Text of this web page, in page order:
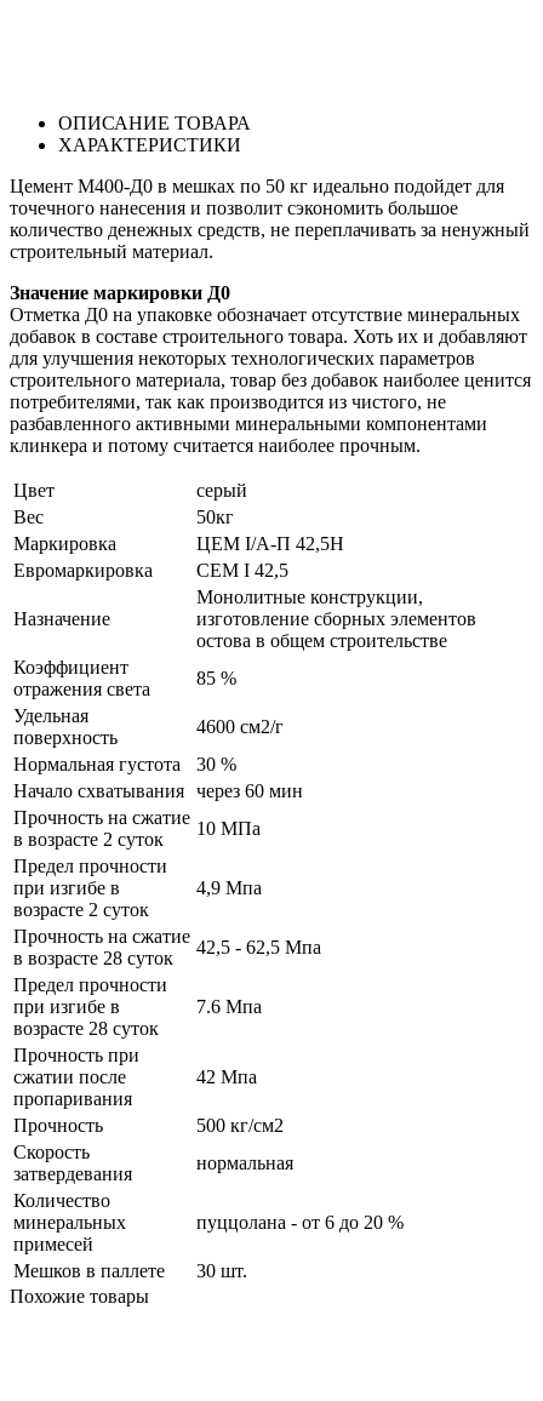
ОПИСАНИЕ ТОВАРА
ХАРАКТЕРИСТИКИ
Цемент М400-Д0 в мешках по 50 кг идеально подойдет для
точечного нанесения и позволит сэкономить большое
количество денежных средств, не переплачивать за ненужный
строительный материал.
Значение маркировки Д0
Отметка Д0 на упаковке обозначает отсутствие минеральных
добавок в составе строительного товара. Хоть их и добавляют
для улучшения некоторых технологических параметров
строительного материала, товар без добавок наиболее ценится
потребителями, так как производится из чистого, не
разбавленного активными минеральными компонентами
клинкера и потому считается наиболее прочным.
Цвет
серый
Вес
50кг
Маркировка
ЦЕМ I/А-П 42,5Н
Евромаркировка
CEM I 42,5
Назначение
Монолитные конструкции,
изготовление сборных элементов
остова в общем строительстве
Коэффициент
отражения света
85 %
Удельная
поверхность
4600 см2/г
Нормальная густота
30 %
Начало схватывания через 60 мин
Прочность на сжатие
в возрасте 2 суток
10 МПа
Предел прочности
при изгибе в
возрасте 2 суток
4,9 Мпа
Прочность на сжатие
в возрасте 28 суток
42,5 - 62,5 Мпа
Предел прочности
при изгибе в
возрасте 28 суток
7.6 Мпа
Прочность при
сжатии после
пропаривания
42 Мпа
Прочность
500 кг/см2
Скорость
затвердевания
нормальная
Количество
минеральных
примесей
пуццолана - от 6 до 20 %
Мешков в паллете
30 шт.
Похожие товары